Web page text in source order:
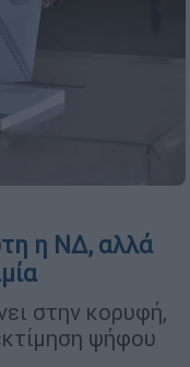
η ΝΔ, αλλά
στην κορυφή,
ψήφου